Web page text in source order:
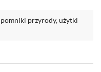
przyrody, użytki